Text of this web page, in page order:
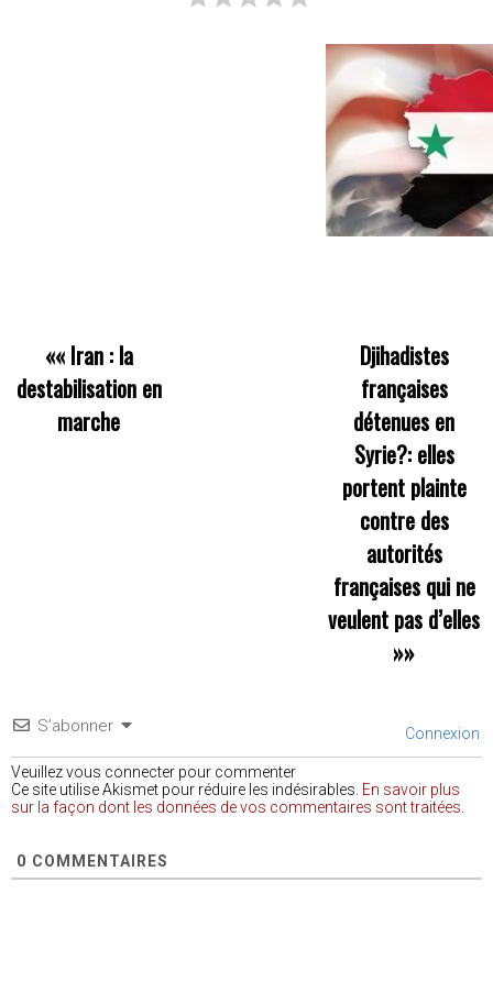
«« Iran : la
destabilisation en
marche
Djihadistes
françaises
détenues en
Syrie?: elles
portent plainte
contre des
autorités
françaises qui ne
veulent pas d’elles
»»
S’abonner Connexion
Veuillez vous connecter pour commenter
Ce site utilise Akismet pour réduire les indésirables. En savoir plus
sur la façon dont les données de vos commentaires sont traitées
0 COMMENTAIRES